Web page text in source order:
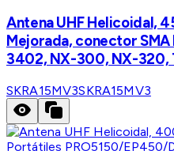
Antena UHF Helicoidal,
Mejorada, conector SMA
3402, NX-300, NX-320,
SKRA15MV3SKRA15MV3